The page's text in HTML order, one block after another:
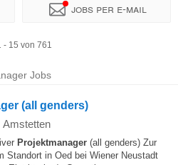
Jobs per e-mail
Personaldienstleister
- 15 von 761
Jobs
(all genders)
Amstetten
Projektmanager (all genders) Zur
Standort in Oed bei Wiener Neustadt